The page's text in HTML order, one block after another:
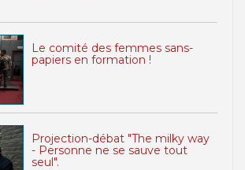
Le comité des femmes sans-
papiers en formation !
Projection-débat "The milky way
- Personne ne se sauve tout
seul".